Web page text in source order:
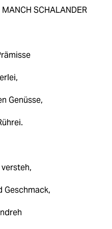
SCHALANDER
Genüsse,
Geschmack,